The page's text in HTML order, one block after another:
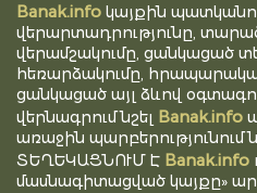
Banak.info կայքին
վերարտադրությունը,
վերամշակումը, ցանկացած
հեռարձակումը,
ցանկացած այլ ձևով
վերնագրում նշել Banak.info
առաջին
ՏԵՂԵԿԱՑՆՈՒՄ Է Banak.info
մասնագիտացված կայքը»